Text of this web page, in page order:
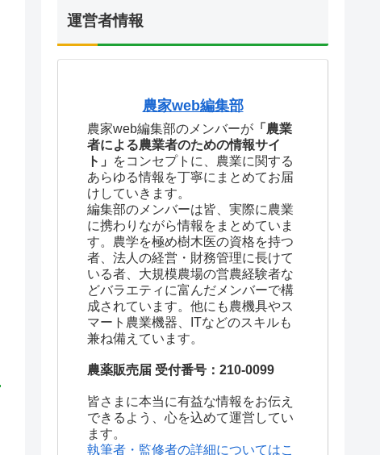
運営者情報
農家web編集部
農家web編集部のメンバーが 「農業
者による農業者のための情報サイ
ト」
をコンセプトに、農業に関する
あらゆる情報を丁寧にまとめてお届
けしていきます。
編集部のメンバーは皆、実際に農業
に携わりながら情報をまとめていま
す。農学を極め樹木医の資格を持つ
者、法人の経営・財務管理に長けて
いる者、大規模農場の営農経験者な
どバラエティに富んだメンバーで構
成されています。他にも農機具やス
マート農業機器、ITなどのスキルも
兼ね備えています。
農薬販売届 受付番号：210-0099
皆さまに本当に有益な情報をお伝え
できるよう、心を込めて運営してい
ます。
執筆者・監修者の詳細についてはこ